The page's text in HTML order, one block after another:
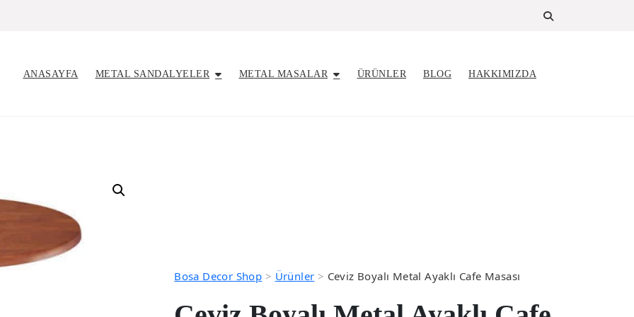
ANASAYFA METAL SANDALYELER METAL MASALAR ÜRÜNLER BLOG HAKKIMIZDA
Bosa Decor Shop > Ürünler > Ceviz Boyalı Metal Ayaklı Cafe Masası